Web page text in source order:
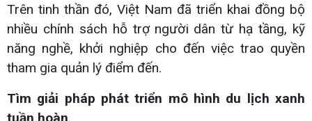
Trên tinh thần đó, Việt Nam đã triển khai đồng bộ
nhiều chính sách hỗ trợ người dân từ hạ tầng, kỹ
năng nghề, khởi nghiệp cho đến việc trao quyền
tham gia quản lý điểm đến.
Tìm giải pháp phát triển mô hình du lịch xanh
tuần hoàn